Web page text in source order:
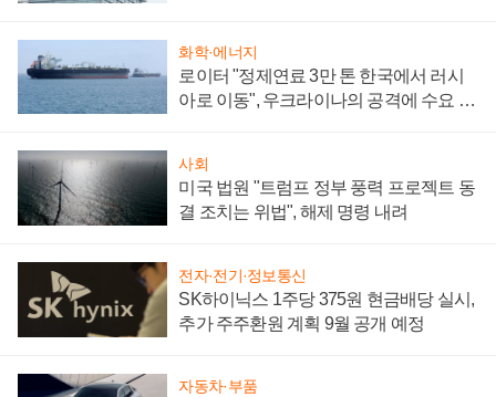
화학·에너지
로이터 "정제연료 3만 톤 한국에서 러시
아로 이동", 우크라이나의 공격에 수요 늘
사회
미국 법원 "트럼프 정부 풍력 프로젝트 동
결 조치는 위법", 해제 명령 내려
전자·전기·정보통신
SK하이닉스 1주당 375원 현금배당 실시,
추가 주주환원 계획 9월 공개 예정
자동차·부품